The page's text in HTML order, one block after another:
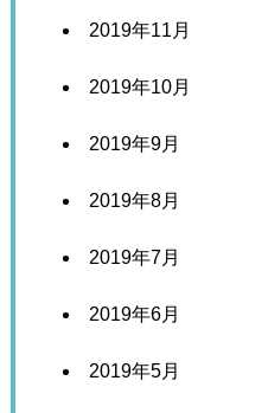
2019年11月
2019年10月
2019年9月
2019年8月
2019年7月
2019年6月
2019年5月